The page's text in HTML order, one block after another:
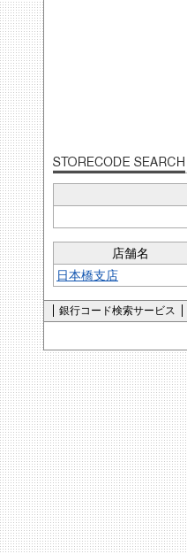
店舗名
日本橋支店
銀行コード検索サービス